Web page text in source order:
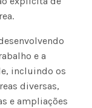
e a
incluindo os
diversas,
e ampliações